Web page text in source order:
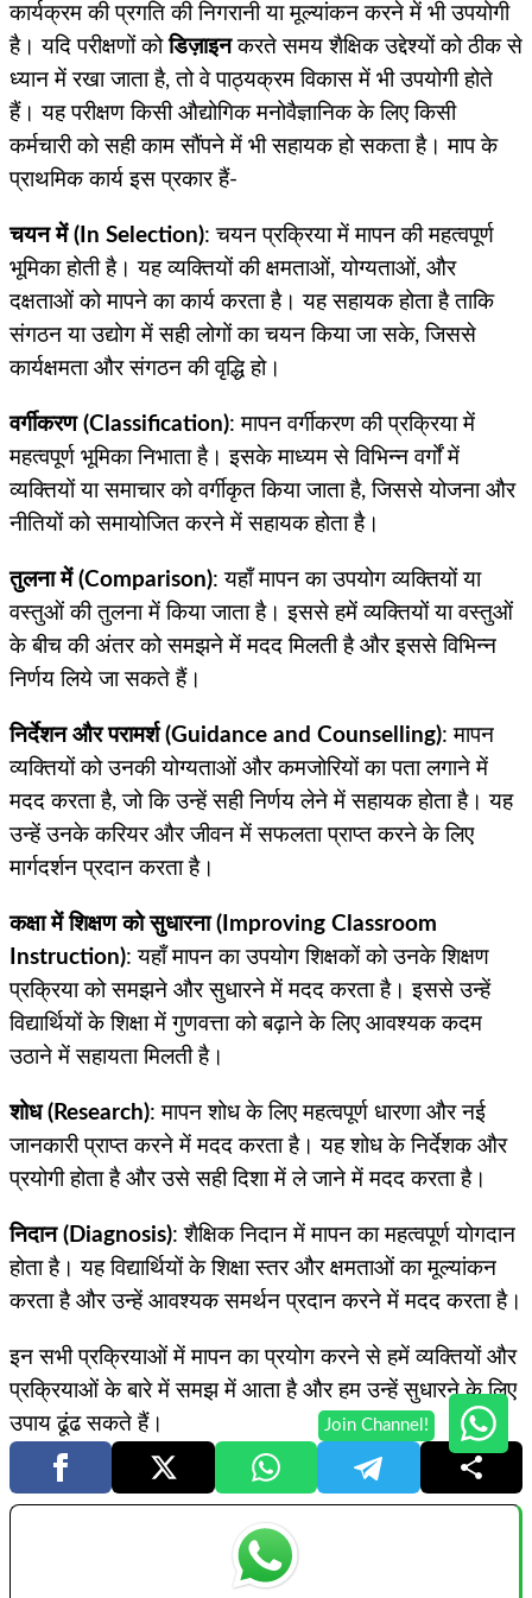
कार्यक्रम की प्रगति की निगरानी या मूल्यांकन करने में भी उपयोगी
है। यदि परीक्षणों कोडिज़ाइनकरते समय शैक्षिक उद्देश्यों को ठीक से
ध्यान में रखा जाता है, तो वे पाठ्यक्रम विकास में भी उपयोगी होते
हैं। यह परीक्षण किसी औद्योगिक मनोवैज्ञानिक के लिए किसी
कर्मचारी को सही काम सौंपने में भी सहायक हो सकता है। माप के
प्राथमिक कार्य इस प्रकार हैं-
चयन में (In Selection): चयन प्रक्रिया में मापन की महत्वपूर्ण
भूमिका होती है। यह व्यक्तियों की क्षमताओं, योग्यताओं, और
दक्षताओं को मापने का कार्य करता है। यह सहायक होता है ताकि
संगठन या उद्योग में सही लोगों का चयन किया जा सके, जिससे
कार्यक्षमता और संगठन की वृद्धि हो।
वर्गीकरण (Classification): मापन वर्गीकरण की प्रक्रिया में
महत्वपूर्ण भूमिका निभाता है। इसके माध्यम से विभिन्न वर्गों में
व्यक्तियों या समाचार को वर्गीकृत किया जाता है, जिससे योजना और
नीतियों को समायोजित करने में सहायक होता है।
तुलना में (Comparison): यहाँ मापन का उपयोग व्यक्तियों या
वस्तुओं की तुलना में किया जाता है। इससे हमें व्यक्तियों या वस्तुओं
के बीच की अंतर को समझने में मदद मिलती है और इससे विभिन्न
निर्णय लिये जा सकते हैं।
निर्देशन और परामर्श (Guidance and Counselling): मापन
व्यक्तियों को उनकी योग्यताओं और कमजोरियों का पता लगाने में
मदद करता है, जो कि उन्हें सही निर्णय लेने में सहायक होता है। यह
उन्हें उनके करियर और जीवन में सफलता प्राप्त करने के लिए
मार्गदर्शन प्रदान करता है।
कक्षा में शिक्षण को सुधारना (Improving Classroom
Instruction): यहाँ मापन का उपयोग शिक्षकों को उनके शिक्षण
प्रक्रिया को समझने और सुधारने में मदद करता है। इससे उन्हें
विद्यार्थियों के शिक्षा में गुणवत्ता को बढ़ाने के लिए आवश्यक कदम
उठाने में सहायता मिलती है।
शोध (Research): मापन शोध के लिए महत्वपूर्ण धारणा और नई
जानकारी प्राप्त करने में मदद करता है। यह शोध के निर्देशक और
प्रयोगी होता है और उसे सही दिशा में ले जाने में मदद करता है।
निदान (Diagnosis): शैक्षिक निदान में मापन का महत्वपूर्ण योगदान
होता है। यह विद्यार्थियों के शिक्षा स्तर और क्षमताओं का मूल्यांकन
करता है और उन्हें आवश्यक समर्थन प्रदान करने में मदद करता है।
इन सभी प्रक्रियाओं में मापन का प्रयोग करने से हमें व्यक्तियों और
प्रक्रियाओं के बारे में समझ में आता है और हम उन्हें सुधारने के लिए
उपाय ढूंढ सकते हैं।